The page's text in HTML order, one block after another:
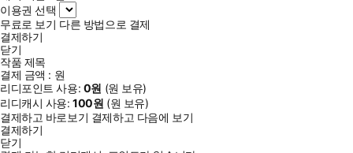
이용권 선택
무료로 보기 다른 방법으로 결제
결제하기
닫기
작품 제목
결제 금액 : 원
리디포인트 사용: 0원 (원 보유)
리디캐시 사용:100원 (원 보유)
결제하고 바로보기 결제하고 다음에 보기
결제하기
닫기